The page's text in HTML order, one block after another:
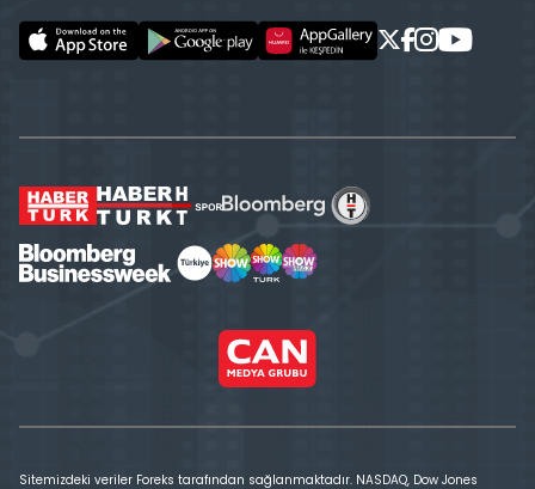
Sitemizdeki veriler Foreks tarafından sağlanmaktadır. NASDAQ, Dow Jones